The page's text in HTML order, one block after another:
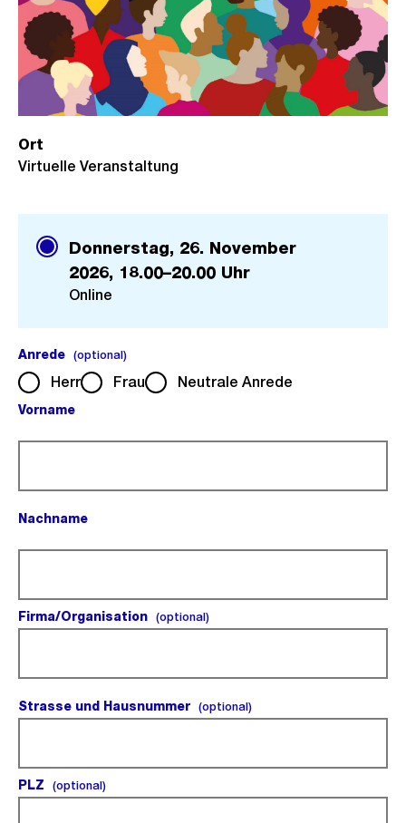
Ort
Virtuelle Veranstaltung
Donnerstag, 26. November
2026, 18.00–20.00 Uhr
Online
Anrede (optional)(optional).
Herr Frau Neutrale Anrede
Vorname
Nachname
Firma/Organisation (optional)(optional).
Strasse und Hausnummer (optional)(optional).
PLZ (optional)(optional).